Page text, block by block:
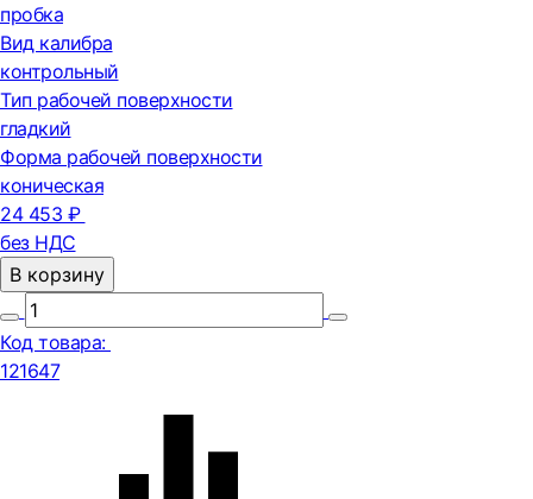
пробка
Вид калибра
контрольный
Тип рабочей поверхности
гладкий
Форма рабочей поверхности
коническая
24 453 ₽
без НДС
В корзину
Код товара:
121647